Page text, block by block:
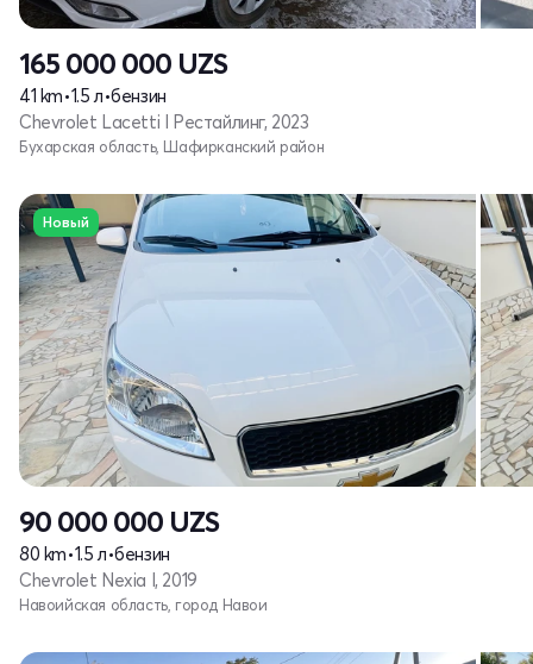
165 000 000 UZS
41 km•1.5 л•бензин
Chevrolet Lacetti I Рестайлинг, 2023
Бухарская область, Шафирканский район
Новый
90 000 000 UZS
80 km•1.5 л•бензин
Chevrolet Nexia I, 2019
Навоийская область, город Навои